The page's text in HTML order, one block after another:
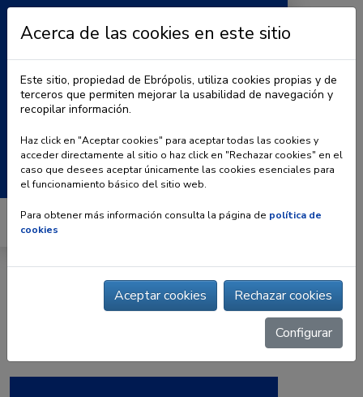
BLOG CONTACTO
Buscar:
Inicio» | Grupo Municipal PSOE – Ayuntamiento de
Acerca de las cookies en este sitio
Este sitio, propiedad de Ebrópolis, utiliza cookies propias y de
terceros que permiten mejorar la usabilidad de navegación y
recopilar información.
Haz click en "Aceptar cookies" para aceptar todas las cookies y
acceder directamente al sitio o haz click en "Rechazar cookies" en el
caso que desees aceptar únicamente las cookies esenciales para
el funcionamiento básico del sitio web.
Para obtener más información consulta la página de política de
cookies
Aceptar cookies Rechazar cookies
Configurar